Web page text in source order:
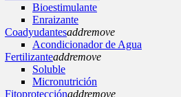
Bioestimulante
Enraizante
Coadyudantesaddremove
Acondicionador de Agua
Fertilizanteaddremove
Soluble
Micronutrición
Fitoprotecciónaddremove